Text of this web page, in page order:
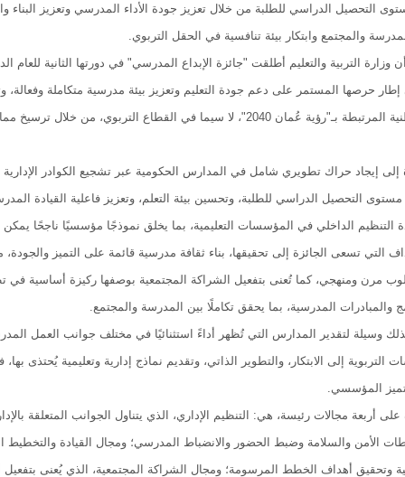
التحصيل الدراسي للطلبة من خلال تعزيز جودة الأداء المدرسي وتعزيز البناء
والمجتمع وابتكار بيئة تنافسية في الحقل التربوي.
حرصها المستمر على دعم جودة التعليم وتعزيز بيئة مدرسية متكاملة
التوجهات الوطنية المرتبطة بـ"رؤية عُمان 2040"، لا سيما في القطاع
إلى إيجاد حراك تطويري شامل في المدارس الحكومية عبر تشجيع الكوادر الإدارية
التحصيل الدراسي للطلبة، وتحسين بيئة التعلم، وتعزيز فاعلية القيادة
التنظيم الداخلي في المؤسسات التعليمية، بما يخلق نموذجًا مؤسسيًا ناجحًا
التي تسعى الجائزة إلى تحقيقها، بناء ثقافة مدرسية قائمة على التميز
مرن ومنهجي، كما تُعنى بتفعيل الشراكة المجتمعية بوصفها ركيزة أساسية
والمبادرات المدرسية، بما يحقق تكاملًا بين المدرسة والمجتمع.
وسيلة لتقدير المدارس التي تُظهر أداءً استثنائيًا في مختلف جوانب العمل
التربوية إلى الابتكار، والتطوير الذاتي، وتقديم نماذج إدارية وتعليمية يُحتذى
المؤسسي.
على أربعة مجالات رئيسة، هي: التنظيم الإداري، الذي يتناول الجوانب المتعلقة
الأمن والسلامة وضبط الحضور والانضباط المدرسي؛ ومجال القيادة والتخطيط
وتحقيق أهداف الخطط المرسومة؛ ومجال الشراكة المجتمعية، الذي يُعنى